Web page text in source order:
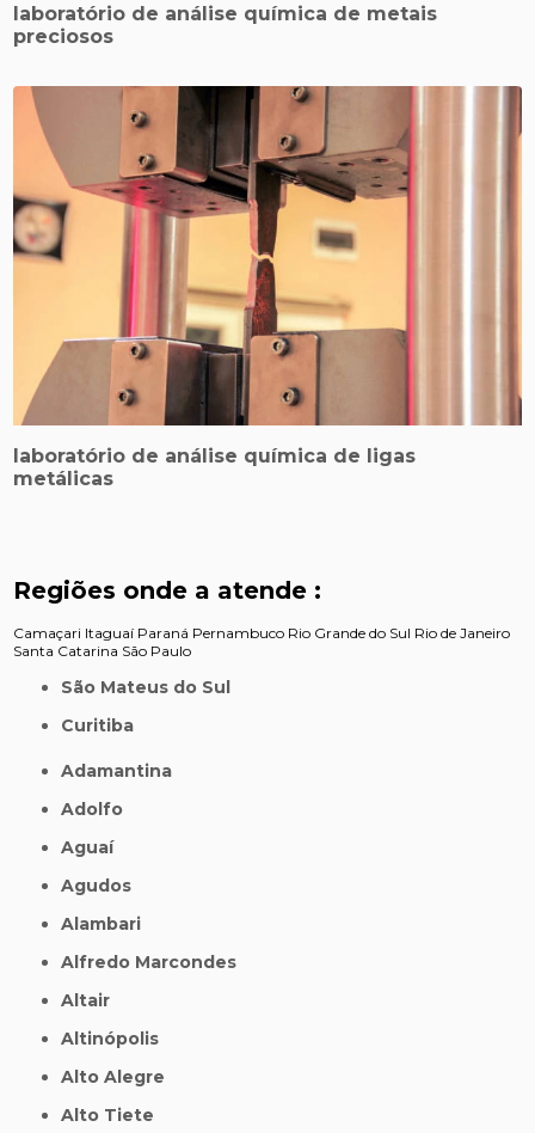
laboratório de análise química de metais
preciosos
laboratório de análise química de ligas
metálicas
Regiões onde a atende :
Camaçari Itaguaí Paraná Pernambuco Rio Grande do Sul Rio de Janeiro
Santa Catarina São Paulo
São Mateus do Sul
Curitiba
Adamantina
Adolfo
Aguaí
Agudos
Alambari
Alfredo Marcondes
Altair
Altinópolis
Alto Alegre
Alto Tiete